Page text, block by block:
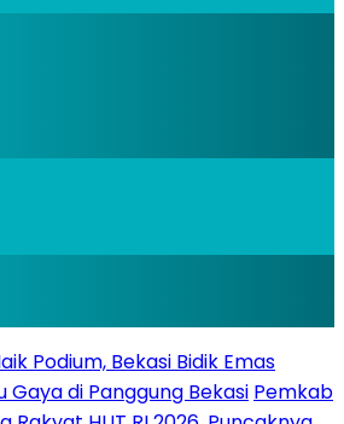
Podium, Bekasi Bidik Emas
Gaya di Panggung Bekasi Pemkab